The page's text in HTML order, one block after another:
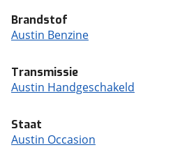
Brandstof
Austin Benzine
Transmissie
Austin Handgeschakeld
Staat
Austin Occasion